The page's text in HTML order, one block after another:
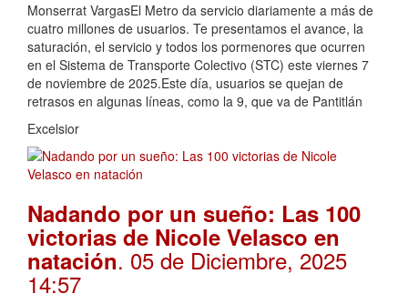
Monserrat VargasEl Metro da servicio diariamente a más de
cuatro millones de usuarios. Te presentamos el avance, la
saturación, el servicio y todos los pormenores que ocurren
en el Sistema de Transporte Colectivo (STC) este viernes 7
de noviembre de 2025.Este día, usuarios se quejan de
retrasos en algunas líneas, como la 9, que va de Pantitlán
Excelsior
Nadando por un sueño: Las 100
victorias de Nicole Velasco en
natación. 05 de Diciembre, 2025
14:57